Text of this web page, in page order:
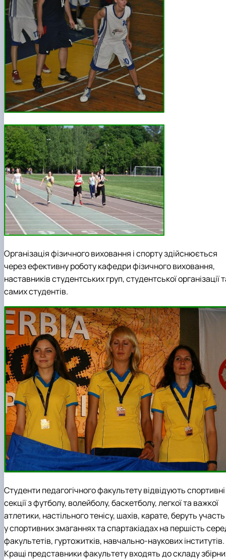
Організація фізичного виховання і спорту здійснюється
через ефективну роботу кафедри фізичного виховання,
наставників студентських груп, студентської організації
самих студентів.
Студенти педагогічного факультету відвідують спортивні
секції з футболу, волейболу, баскетболу, легкої та важкої
атлетики, настільного тенісу, шахів, карате, беруть участь
у спортивних змаганнях та спартакіадах на першість
факультетів, гуртожитків, навчально-наукових інститутів.
Кращі представники факультету входять до складу